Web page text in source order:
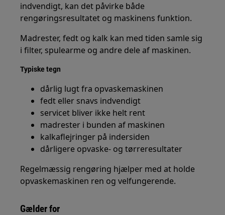
indvendigt, kan det påvirke både
rengøringsresultatet og maskinens funktion.
Madrester, fedt og kalk kan med tiden samle sig
i filter, spulearme og andre dele af maskinen.
Typiske tegn
dårlig lugt fra opvaskemaskinen
fedt eller snavs indvendigt
servicet bliver ikke helt rent
madrester i bunden af maskinen
kalkaflejringer på indersiden
dårligere opvaske- og tørreresultater
Regelmæssig rengøring hjælper med at holde
opvaskemaskinen ren og velfungerende.
Gælder for